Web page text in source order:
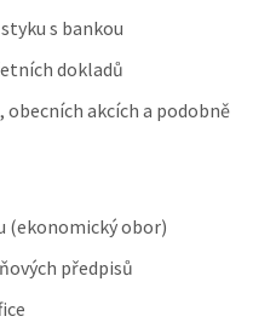
s bankou
dokladů
akcích a podobně
(ekonomický obor)
předpisů